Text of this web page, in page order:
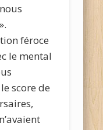
féroce
le mental
score de